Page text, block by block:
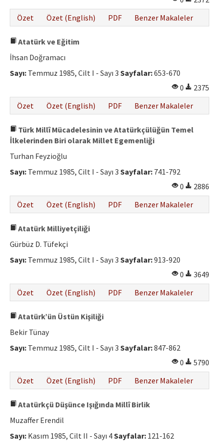
Özet
Özet (English) PDF Benzer Makaleler
Atatürk ve Eğitim
İhsan Doğramacı
Sayı: Temmuz 1985, Cilt I - Sayı 3 Sayfalar:653-670
0
2375
Özet
Özet (English) PDF Benzer Makaleler
Türk Millî Mücadelesinin ve Atatürkçülüğün Temel
İlkelerinden Biri olarak Millet Egemenliği
Turhan Feyzioğlu
Sayı: Temmuz 1985, Cilt I - Sayı 3 Sayfalar: 741-792
0
2886
Özet
Özet (English) PDF Benzer Makaleler
Atatürk Milliyetçiliği
Gürbüz D. Tüfekçi
Sayı: Temmuz 1985, Cilt I - Sayı 3 Sayfalar:913-920
0
3649
Özet
Özet (English) PDF Benzer Makaleler
Atatürk’ün Üstün Kişiliği
Bekir Tünay
Sayı: Temmuz 1985, Cilt I - Sayı 3 Sayfalar:847-862
0
5790
Özet
Özet (English) PDF Benzer Makaleler
Atatürkçü Düşünce Işığında Millî Birlik
Muzaffer Erendil
Sayı: Kasım 1985, Cilt II - Sayı 4Sayfalar: 121-162